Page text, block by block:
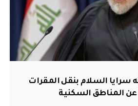
سرايا السلام بنقل المقرات
المناطق السكنية